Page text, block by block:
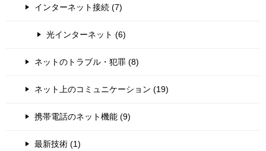
インターネット接続 (7)
光インターネット (6)
ネットのトラブル・犯罪 (8)
ネット上のコミュニケーション (19)
携帯電話のネット機能 (9)
最新技術 (1)